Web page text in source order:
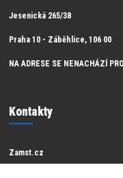
Jesenická 265/38
Praha 10 - Záběhlice, 106 00
NA ADRESE SE NENACHÁZÍ
Kontakty
Zamst.cz